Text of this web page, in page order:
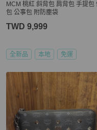
MCM 桃紅 斜背包 肩背包 手提包
包 公事包 附防塵袋
TWD 9,999
全新品 本地 免運